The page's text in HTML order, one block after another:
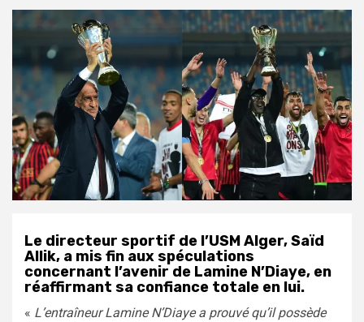
Le directeur sportif de l’USM Alger, Saïd
Allik, a mis fin aux spéculations
concernant l’avenir de Lamine N’Diaye, en
réaffirmant sa confiance totale en lui.
« L’entraîneur Lamine N’Diaye a prouvé qu’il possède